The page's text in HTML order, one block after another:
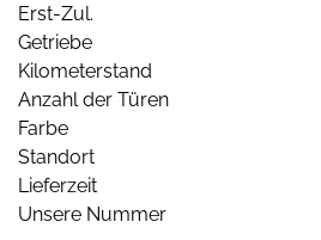
Erst-Zul.
Getriebe
Kilometerstand
Anzahl der Türen
Farbe
Standort
Lieferzeit
Unsere Nummer